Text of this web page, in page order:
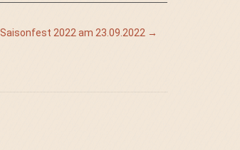
Saisonfest 2022 am 23.09.2022 →